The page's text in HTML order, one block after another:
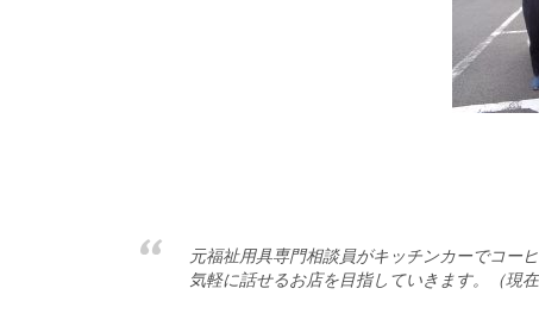
元福祉用具専門相談員がキッチンカーでコー
気軽に話せるお店を目指していきます。（現在